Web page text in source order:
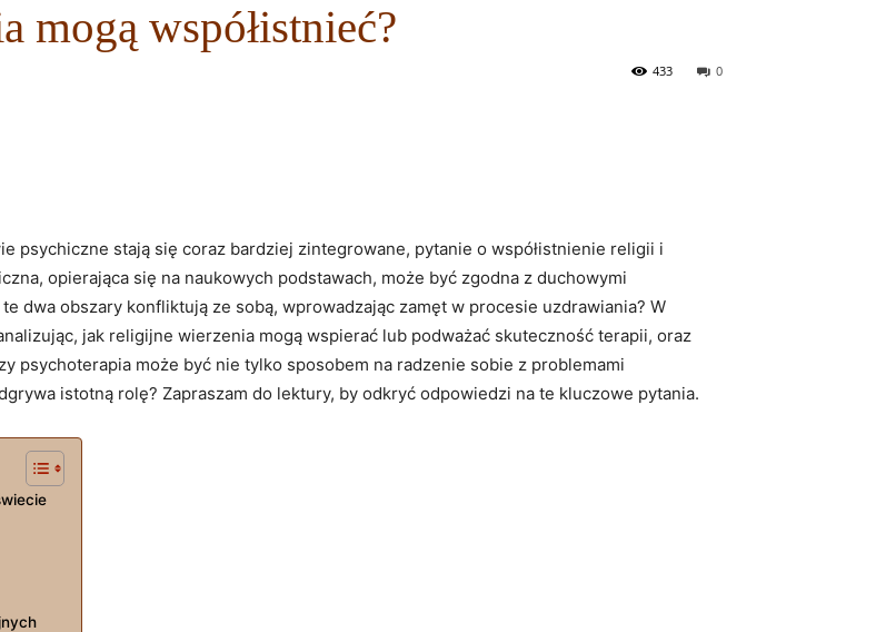
mogą współistnieć?
0
433
psychiczne stają się coraz bardziej zintegrowane, pytanie o współistnienie religii i
opierająca się na naukowych podstawach, może być zgodna z duchowymi
dwa obszary konfliktują ze sobą, wprowadzając zamęt w procesie uzdrawiania? W
jak religijne wierzenia mogą wspierać lub podważać skuteczność terapii, oraz
psychoterapia może być nie tylko sposobem na radzenie sobie z problemami
istotną rolę? Zapraszam do lektury, by odkryć odpowiedzi na te kluczowe pytania.